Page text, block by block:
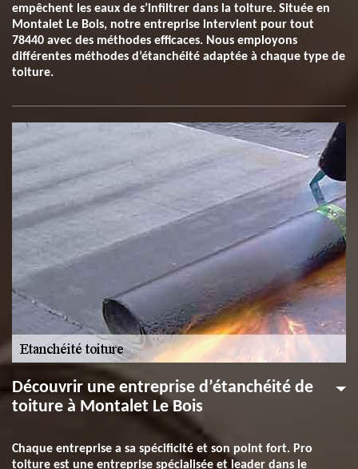
empêchent les eaux de s’infiltrer dans la toiture. Située en
Montalet Le Bois, notre entreprise intervient pour tout
78440 avec des méthodes efficaces. Nous employons
différentes méthodes d’étanchéité adaptée à chaque type de
toiture.
Découvrir une entreprise d’étanchéité de
toiture à Montalet Le Bois
Chaque entreprise a sa spécificité et son point fort. Pro
toiture est une entreprise spécialisée et leader dans le